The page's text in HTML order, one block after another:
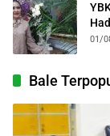
01/
Bale